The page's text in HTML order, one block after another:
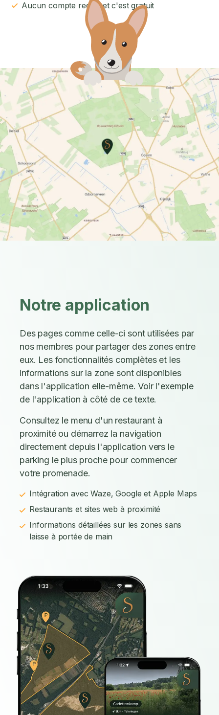
Aucun compte requis et c'est gratuit
Notre application
Des pages comme celle-ci sont utilisées par
nos membres pour partager des zones entre
eux. Les fonctionnalités complètes et les
informations sur la zone sont disponibles
dans l'application elle-même. Voir l'exemple
de l'application à côté de ce texte.
Consultez le menu d'un restaurant à
proximité ou démarrez la navigation
directement depuis l'application vers le
parking le plus proche pour commencer
votre promenade.
Intégration avec Waze, Google et Apple Maps
Restaurants et sites web à proximité
Informations détaillées sur les zones sans
laisse à portée de main